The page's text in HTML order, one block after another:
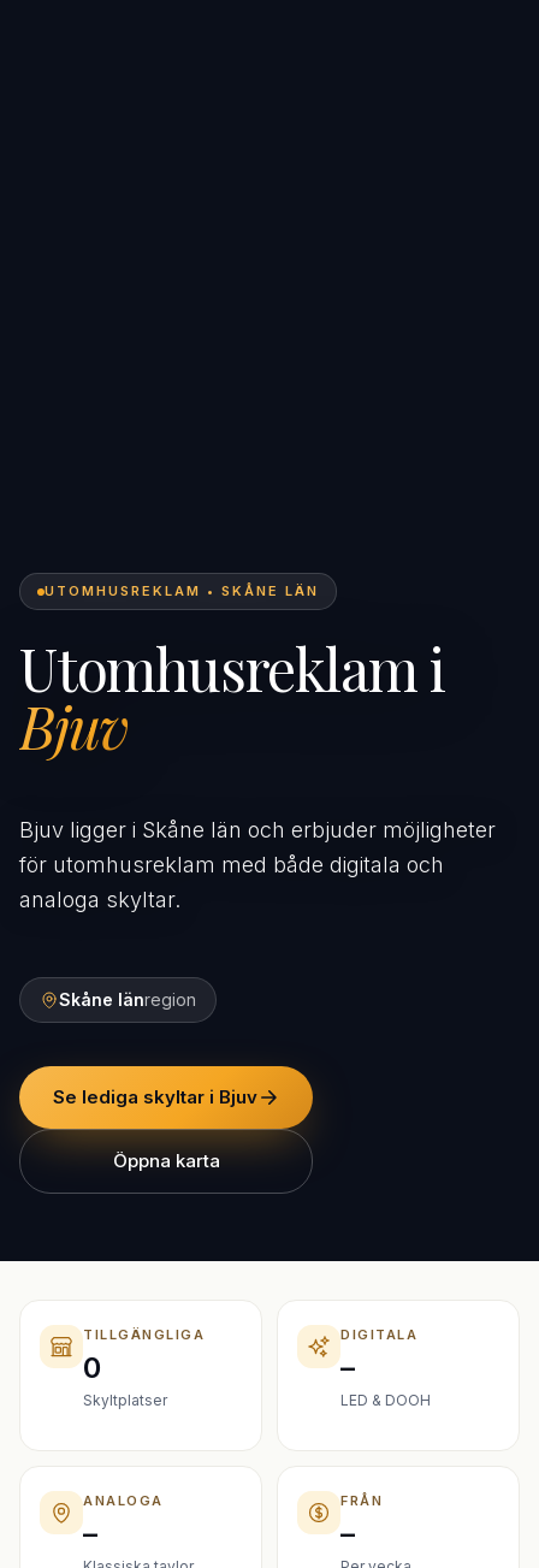
UTOMHUSREKLAM • SKÅNE LÄN
Utomhusreklam i
Bjuv
Bjuv ligger i Skåne län och erbjuder möjligheter
för utomhusreklam med både digitala och
analoga skyltar.
Skåne länregion
Se lediga skyltar i Bjuv
Öppna karta
TILLGÄNGLIGA
0
Skyltplatser
DIGITALA
–
LED & DOOH
ANALOGA
–
FRÅN
–